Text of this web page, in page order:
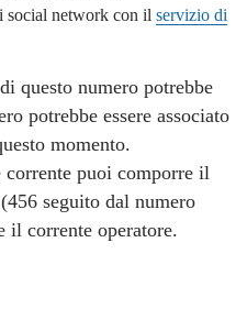
social network con il servizio di
questo numero potrebbe
potrebbe essere associato
momento.
corrente puoi comporre il
seguito dal numero
il corrente operatore.